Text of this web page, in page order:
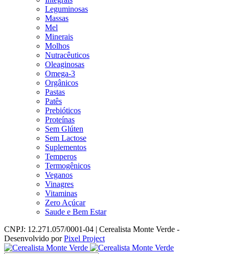
Leguminosas
Massas
Mel
Minerais
Molhos
Nutracêuticos
Oleaginosas
Omega-3
Orgânicos
Pastas
Patês
Prebióticos
Proteínas
Sem Glúten
Sem Lactose
Suplementos
Temperos
Termogênicos
Veganos
Vinagres
Vitaminas
Zero Açúcar
Saude e Bem Estar
CNPJ: 12.271.057/0001-04 | Cerealista Monte Verde -
Desenvolvido porPixel Project